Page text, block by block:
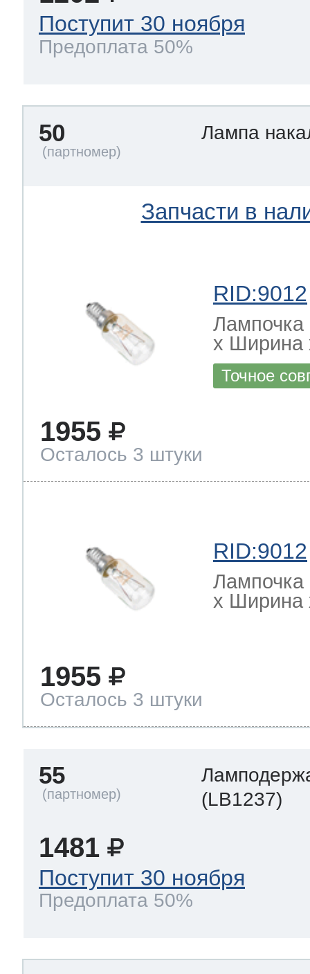
Поступит 30 ноября
Предоплата 50%
50 Лампа
Запчасти в
RID:9012
Лампочка
х Ширина
Точное
1955
Осталось 3 штуки
RID:9012
Лампочка
х Ширина
1955
Осталось 3 штуки
55
(LB1237)
1481
Поступит 30 ноября
Предоплата 50%